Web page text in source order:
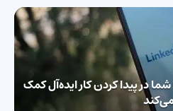
در پیدا کردن کار ایده‌آل کمک